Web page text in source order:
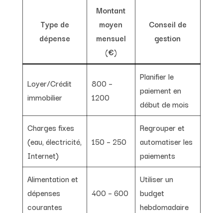
Type de
dépense
Montant
moyen
mensuel
(€)
Conseil de
gestion
Loyer/Crédit
immobilier
800 –
1200
Planifier le
paiement en
début de mois
Charges fixes
(eau, électricité,
Internet)
150 – 250
Regrouper et
automatiser les
paiements
Alimentation et
dépenses
courantes
400 – 600
Utiliser un
budget
hebdomadaire